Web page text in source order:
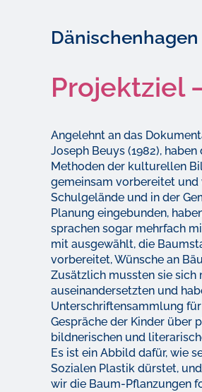
Projektziel
Angelehnt an das
Joseph Beuys (1982),
Methoden der kulturellen
gemeinsam vorbereitet und
Schulgelände und in der
Planung eingebunden,
sprachen sogar mehrfach
mit ausgewählt, die
vorbereitet, Wünsche an
Zusätzlich mussten sie sich
auseinandersetzten und
Unterschriftensammlung
Gespräche der Kinder über
bildnerischen und
Es ist ein Abbild dafür, wie
Sozialen Plastik dürstet,
wir die Baum-Pflanzungen